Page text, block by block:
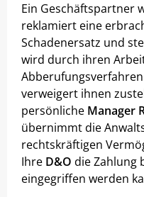
Ein Geschäftspartner
reklamiert eine
Schadenersatz und
wird durch ihren
verweigert ihnen
persönliche Manager
übernimmt die
rechtskräftigen
Ihre D&O die Zahlung
eingegriffen werden